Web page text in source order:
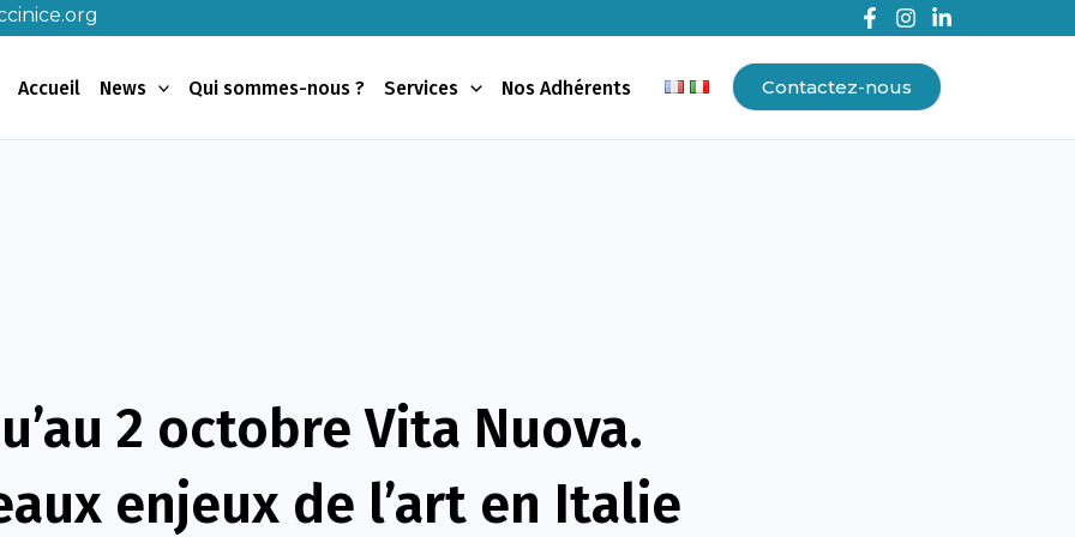
Accueil News Qui sommes-nous ? Services Nos Adhérents Contactez-nous
2 octobre Vita Nuova.
enjeux de l’art en Italie